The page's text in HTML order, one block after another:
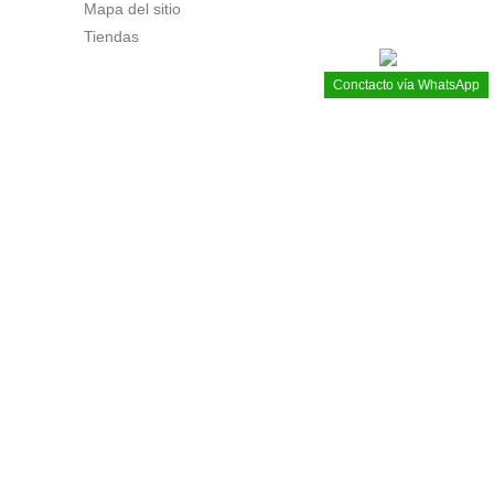
Mapa del sitio
Tiendas
Conctacto vía WhatsApp